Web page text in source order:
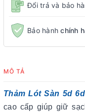
Đổi trả và bảo
Bảo hànhchính
MÔ TẢ
Thảm Lót Sàn 5d
cao cấp giúp giữ